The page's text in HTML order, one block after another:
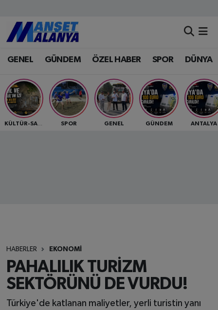
GENEL GÜNDEM ÖZEL HABER SPOR DÜNYA
KÜLTÜR-SANAT SPOR GENEL GÜNDEM ANTALYA
HABERLER EKONOMİ
PAHALILIK TURİZM
SEKTÖRÜNÜ DE VURDU!
Türkiye'de katlanan maliyetler, yerli turistin yanı
Antalya Nöbetçi Eczaneler
Antalya Hava Durumu
Antalya Namaz Vakitleri
Antalya Trafik Yoğunluk Haritası